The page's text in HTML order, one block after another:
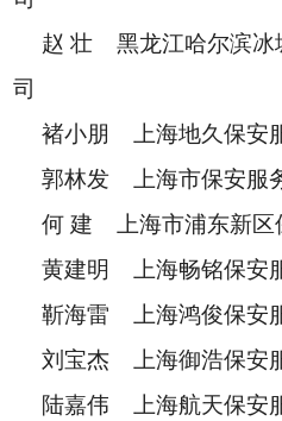
赵 壮 黑龙江哈尔滨冰
司
褚小朋 上海地久保安
郭林发 上海市保安服
何 建 上海市浦东新区
黄建明 上海畅铭保安
靳海雷 上海鸿俊保安
刘宝杰 上海御浩保安
陆嘉伟 上海航天保安